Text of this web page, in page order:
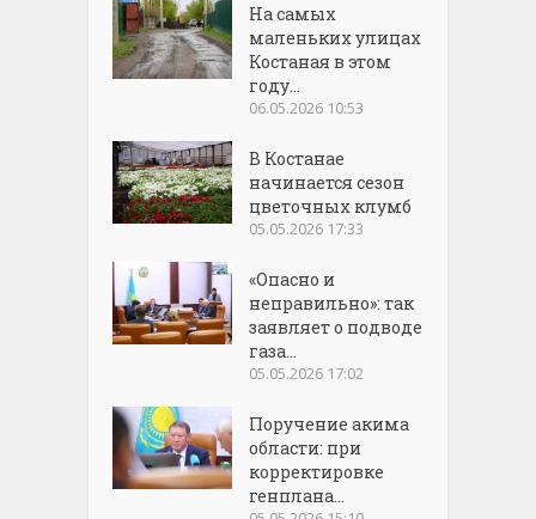
На самых
маленьких улицах
Костаная в этом
году...
06.05.2026 10:53
В Костанае
начинается сезон
цветочных клумб
05.05.2026 17:33
«Опасно и
неправильно»: так
заявляет о подводе
газа...
05.05.2026 17:02
Поручение акима
области: при
корректировке
генплана...